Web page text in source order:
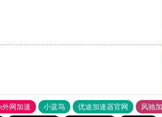
网加速 小蓝鸟 优途加速器官网 风驰加